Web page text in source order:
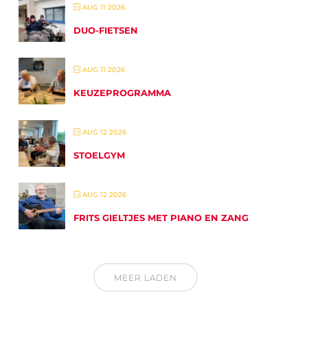
AUG 11 2026
DUO-FIETSEN
AUG 11 2026
KEUZEPROGRAMMA
AUG 12 2026
STOELGYM
AUG 12 2026
FRITS GIELTJES MET PIANO EN ZANG
MEER LADEN